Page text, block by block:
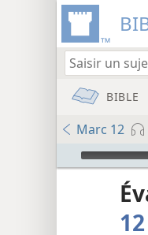
BIBLE
Marc 12
Audio Player
12